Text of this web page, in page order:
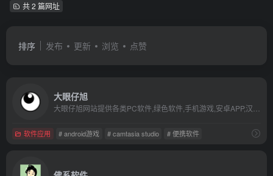
共 2 篇网址
排序 发布 更新 浏览 点赞
大眼仔旭
软件应用 # android游戏 # camtasia studio # 便携软件